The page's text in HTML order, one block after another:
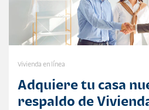
Vivienda en línea
Adquiere tu casa
respaldo de